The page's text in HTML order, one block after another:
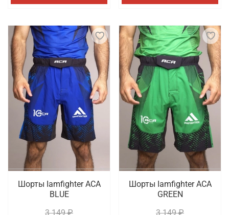
Шорты Iamfighter АСА
BLUE
3 149 ₽
Шорты Iamfighter АСА
GREEN
3 149 ₽